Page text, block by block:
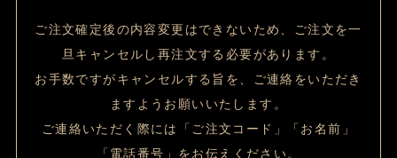
ご注文確定後の内容変更はできないため、ご注文を一
旦キャンセルし再注文する必要があります。
お手数ですがキャンセルする旨を、ご連絡をいただき
ますようお願いいたします。
ご連絡いただく際には「ご注文コード」「お名前」
「電話番号」をお伝えください。